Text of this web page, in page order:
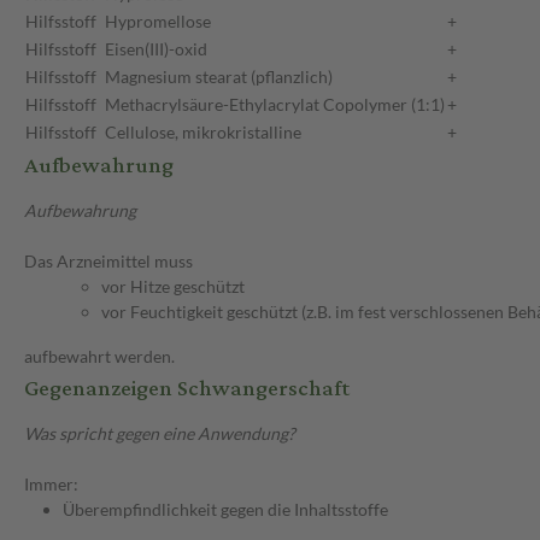
Hilfsstoff Hypromellose
+
Hilfsstoff Eisen(III)-oxid
+
Hilfsstoff Magnesium stearat (pflanzlich)
+
Hilfsstoff Methacrylsäure-Ethylacrylat Copolymer (1:1) +
Hilfsstoff Cellulose, mikrokristalline +
Aufbewahrung
Aufbewahrung
Das Arzneimittel muss
vor Hitze geschützt
vor Feuchtigkeit geschützt (z.B. im fest verschlossenen
aufbewahrt werden.
Gegenanzeigen Schwangerschaft
Was spricht gegen eine Anwendung?
Immer:
Überempfindlichkeit gegen die Inhaltsstoffe